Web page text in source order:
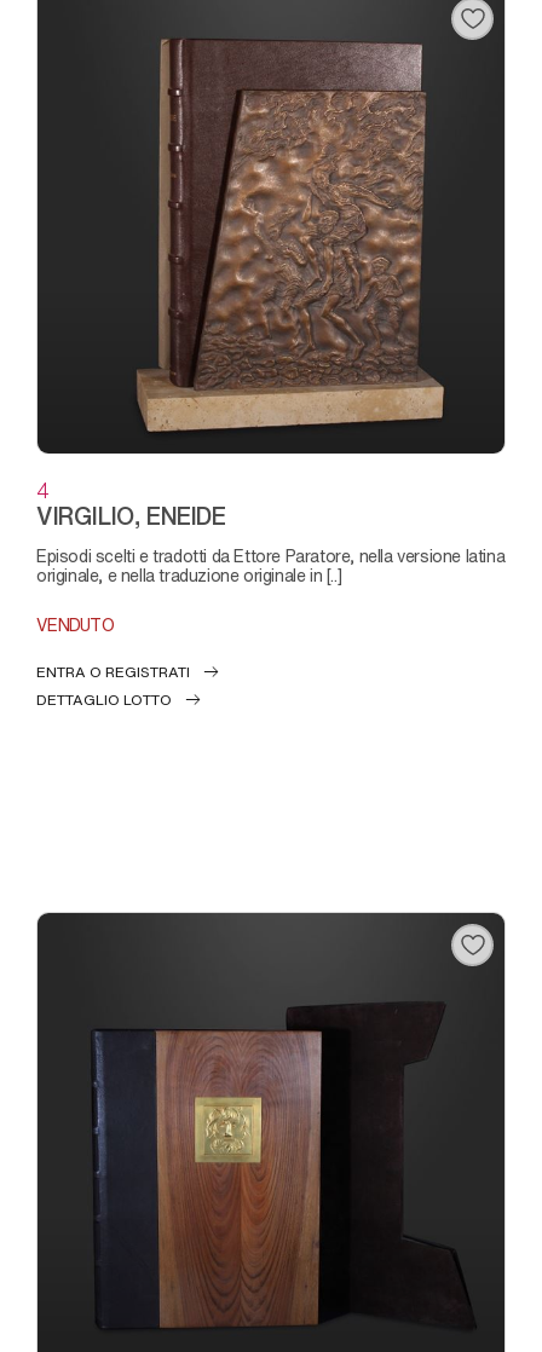
4
VIRGILIO, ENEIDE
episodi scelti e tradotti da Ettore Paratore, nella versione latina
originale, e nella traduzione originale in [..]
VENDUTO
ENTRA O REGISTRATI
DETTAGLIO LOTTO